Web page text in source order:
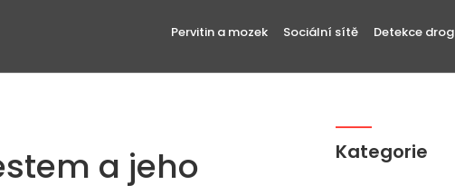
Pervitin a mozek Sociální sítě Detekce drog
a jeho
Kategorie